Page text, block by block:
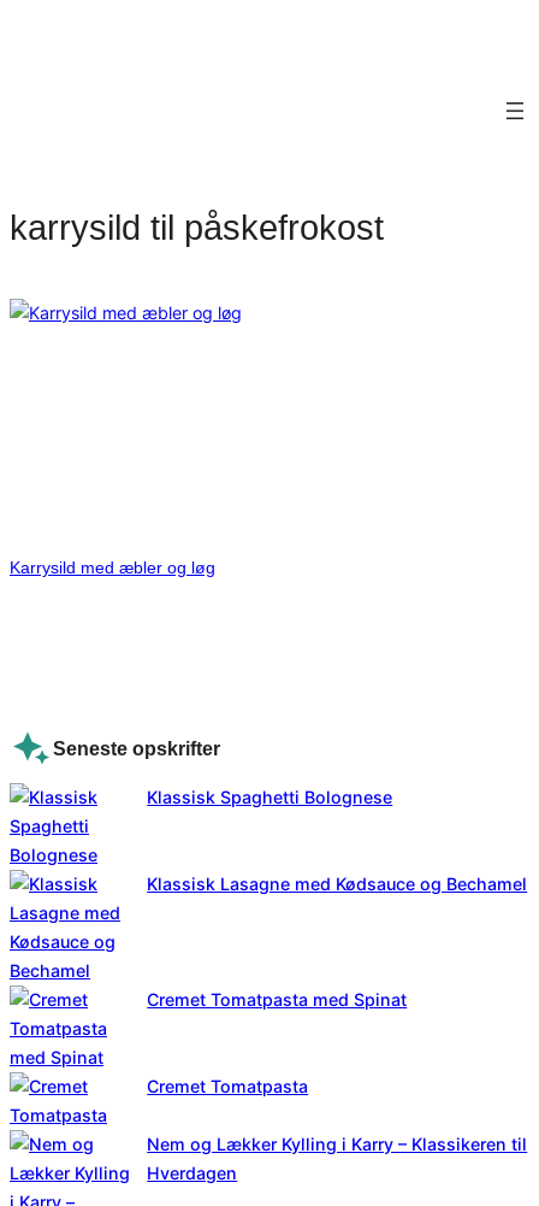
karrysild til påskefrokost
Karrysild med æbler og løg
Seneste opskrifter
Klassisk Spaghetti Bolognese
Klassisk Lasagne med Kødsauce og Bechamel
Cremet Tomatpasta med Spinat
Cremet Tomatpasta
Nem og Lækker Kylling i Karry – Klassikeren til
Hverdagen